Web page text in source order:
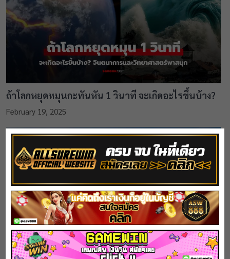
ถ้าโลกหยุดหมุนกะทันหัน 1 วินาที จะเกิดอะไรขึ้นบ้าง?
February 19, 2025